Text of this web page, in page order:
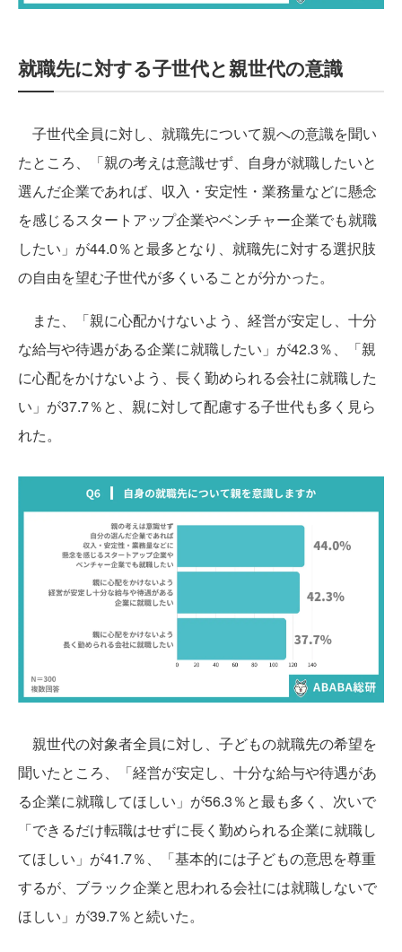
就職先に対する子世代と親世代の意識
子世代全員に対し、就職先について親への意識を聞い
たところ、「親の考えは意識せず、自身が就職したいと
選んだ企業であれば、収入・安定性・業務量などに懸念
を感じるスタートアップ企業やベンチャー企業でも就職
したい」が44.0％と最多となり、就職先に対する選択肢
の自由を望む子世代が多くいることが分かった。
また、「親に心配かけないよう、経営が安定し、十分
な給与や待遇がある企業に就職したい」が42.3％、「親
に心配をかけないよう、長く勤められる会社に就職した
い」が37.7％と、親に対して配慮する子世代も多く見ら
れた。
親世代の対象者全員に対し、子どもの就職先の希望を
聞いたところ、「経営が安定し、十分な給与や待遇があ
る企業に就職してほしい」が56.3％と最も多く、次いで
「できるだけ転職はせずに長く勤められる企業に就職し
てほしい」が41.7％、「基本的には子どもの意思を尊重
するが、ブラック企業と思われる会社には就職しないで
ほしい」が39.7％と続いた。